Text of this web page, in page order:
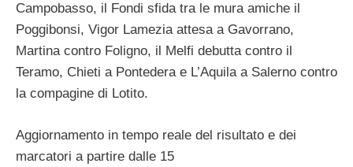
Campobasso, il Fondi sfida tra le mura amiche il
Poggibonsi, Vigor Lamezia attesa a Gavorrano,
Martina contro Foligno, il Melfi debutta contro il
Teramo, Chieti a Pontedera e L’Aquila a Salerno contro
la compagine di Lotito.
Aggiornamento in tempo reale del risultato e dei
marcatori a partire dalle 15